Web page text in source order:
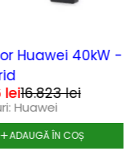
Huawei 40kW -
16.823lei
lei
Huawei
ADAUGĂ ÎN COȘ